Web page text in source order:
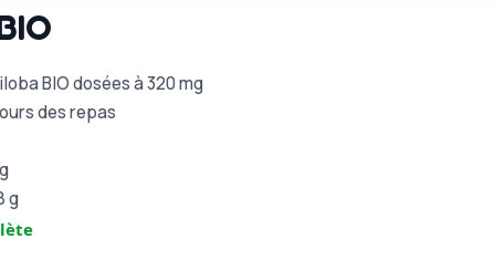
BIO dosées à 320 mg
des repas
g